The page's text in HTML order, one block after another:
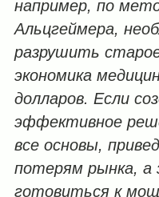
например, по
Альцгеймера,
разрушить
экономика
долларов. Если
эффективное
все основы,
потерям рынка, а
готовиться к